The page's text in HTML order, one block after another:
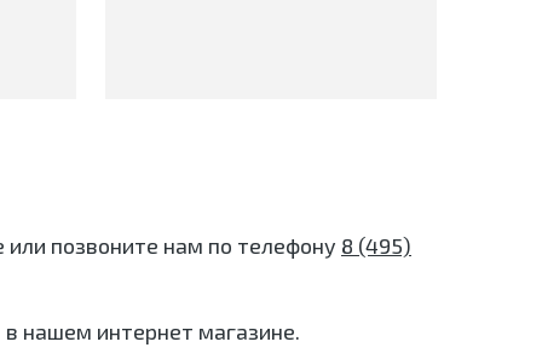
позвоните нам по телефону 8 (495)
нашем интернет магазине.